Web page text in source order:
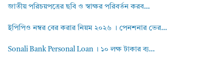
জাতীয় পরিচয়পত্রের ছবি ও স্বাক্ষর পরিবর্তন করব...
ইপিপিও নম্বর বের করার নিয়ম ২০২৬ । পেনশনার ভের...
Sonali Bank Personal Loan । ১০ লক্ষ টাকার ব্য...